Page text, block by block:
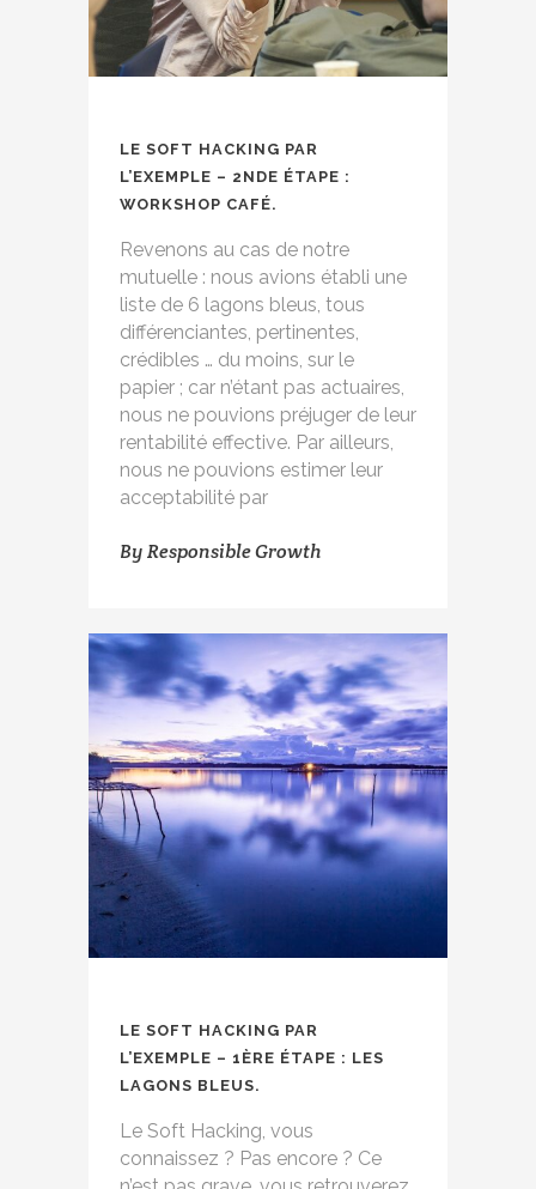
LE SOFT HACKING PAR
L’EXEMPLE – 2NDE ÉTAPE :
WORKSHOP CAFÉ.
Revenons au cas de notre
mutuelle : nous avions établi une
liste de 6 lagons bleus, tous
différenciantes, pertinentes,
crédibles … du moins, sur le
papier ; car n’étant pas actuaires,
nous ne pouvions préjuger de leur
rentabilité effective. Par ailleurs,
nous ne pouvions estimer leur
acceptabilité par
ByResponsible Growth
LE SOFT HACKING PAR
L’EXEMPLE – 1ÈRE ÉTAPE : LES
LAGONS BLEUS.
Le Soft Hacking, vous
connaissez ? Pas encore ? Ce